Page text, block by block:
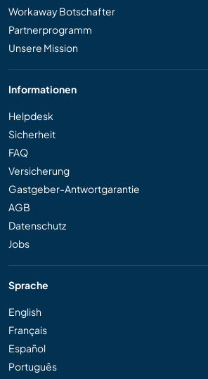
Workaway Botschafter
Partnerprogramm
Unsere Mission
Informationen
Helpdesk
Sicherheit
FAQ
Versicherung
Gastgeber-Antwortgarantie
AGB
Datenschutz
Jobs
Sprache
English
Français
Español
Português